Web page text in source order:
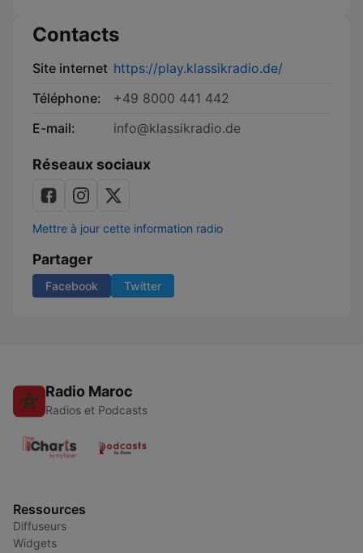
Contacts
Site internet https://play.klassikradio.de/
Téléphone:
+49 8000 441 442
E-mail:
info@klassikradio.de
Réseaux sociaux
Mettre à jour cette information radio
Partager
Facebook Twitter
Radio Maroc
Radios et Podcasts
Ressources
Diffuseurs
Widgets